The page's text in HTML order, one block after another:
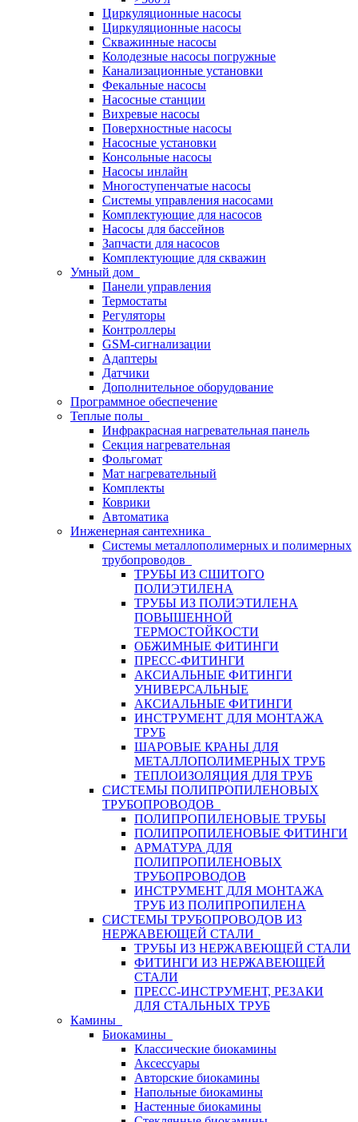
Циркуляционные насосы
Циркуляционные насосы
Скважинные насосы
Колодезные насосы погружные
Канализационные установки
Фекальные насосы
Насосные станции
Вихревые насосы
Поверхностные насосы
Насосные установки
Консольные насосы
Насосы инлайн
Многоступенчатые насосы
Системы управления насосами
Комплектующие для насосов
Насосы для бассейнов
Запчасти для насосов
Комплектующие для скважин
Умный дом
Панели управления
Термостаты
Регуляторы
Контроллеры
GSM-сигнализации
Адаптеры
Датчики
Дополнительное оборудование
Программное обеспечение
Теплые полы
Инфракрасная нагревательная панель
Секция нагревательная
Фольгомат
Мат нагревательный
Комплекты
Коврики
Автоматика
Инженерная сантехника
Системы металлополимерных и полимерных
трубопроводов
ТРУБЫ ИЗ СШИТОГО
ПОЛИЭТИЛЕНА
ТРУБЫ ИЗ ПОЛИЭТИЛЕНА
ПОВЫШЕННОЙ
ТЕРМОСТОЙКОСТИ
ОБЖИМНЫЕ ФИТИНГИ
ПРЕСС-ФИТИНГИ
АКСИАЛЬНЫЕ ФИТИНГИ
УНИВЕРСАЛЬНЫЕ
АКСИАЛЬНЫЕ ФИТИНГИ
ИНСТРУМЕНТ ДЛЯ МОНТАЖА
ТРУБ
ШАРОВЫЕ КРАНЫ ДЛЯ
МЕТАЛЛОПОЛИМЕРНЫХ ТРУБ
ТЕПЛОИЗОЛЯЦИЯ ДЛЯ ТРУБ
СИСТЕМЫ ПОЛИПРОПИЛЕНОВЫХ
ТРУБОПРОВОДОВ
ПОЛИПРОПИЛЕНОВЫЕ ТРУБЫ
ПОЛИПРОПИЛЕНОВЫЕ ФИТИНГИ
АРМАТУРА ДЛЯ
ПОЛИПРОПИЛЕНОВЫХ
ТРУБОПРОВОДОВ
ИНСТРУМЕНТ ДЛЯ МОНТАЖА
ТРУБ ИЗ ПОЛИПРОПИЛЕНА
СИСТЕМЫ ТРУБОПРОВОДОВ ИЗ
НЕРЖАВЕЮЩЕЙ СТАЛИ
ТРУБЫ ИЗ НЕРЖАВЕЮЩЕЙ СТАЛИ
ФИТИНГИ ИЗ НЕРЖАВЕЮЩЕЙ
СТАЛИ
ПРЕСС-ИНСТРУМЕНТ, РЕЗАКИ
ДЛЯ СТАЛЬНЫХ ТРУБ
Камины
Биокамины
Классические биокамины
Аксессуары
Авторские биокамины
Напольные биокамины
Настенные биокамины